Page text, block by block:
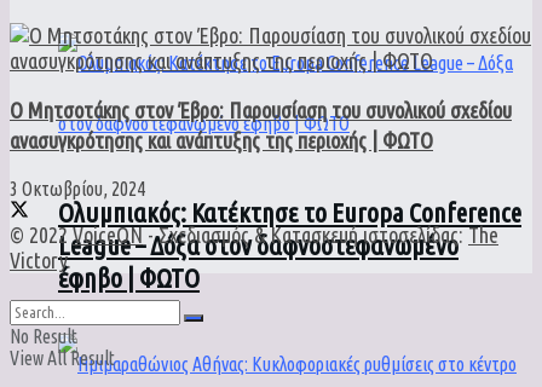
Ολυμπιακός: Κατέκτησε το Europa Conference
League – Δόξα στον δαφνοστεφανωμένο
έφηβο | ΦΩΤΟ
Ο Μητσοτάκης στον Έβρο: Παρουσίαση του συνολικού σχεδίου
ανασυγκρότησης και ανάπτυξης της περιοχής | ΦΩΤΟ
3 Οκτωβρίου, 2024
© 2022VoiceON- Σχεδιασμός & Κατασκευή ιστοσελίδας:The
Victory.
No Result
View All Result